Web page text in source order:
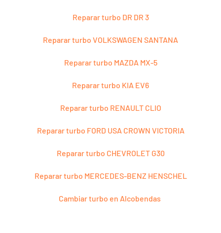
Reparar turbo DR DR 3
Reparar turbo VOLKSWAGEN SANTANA
Reparar turbo MAZDA MX-5
Reparar turbo KIA EV6
Reparar turbo RENAULT CLIO
Reparar turbo FORD USA CROWN VICTORIA
Reparar turbo CHEVROLET G30
Reparar turbo MERCEDES-BENZ HENSCHEL
Cambiar turbo en Alcobendas